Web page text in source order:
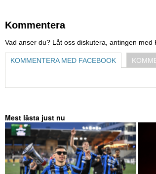
Kommentera
Vad anser du? Låt oss diskutera, antingen
KOMMENTERA MED FACEBOOK
Mest lästa just nu